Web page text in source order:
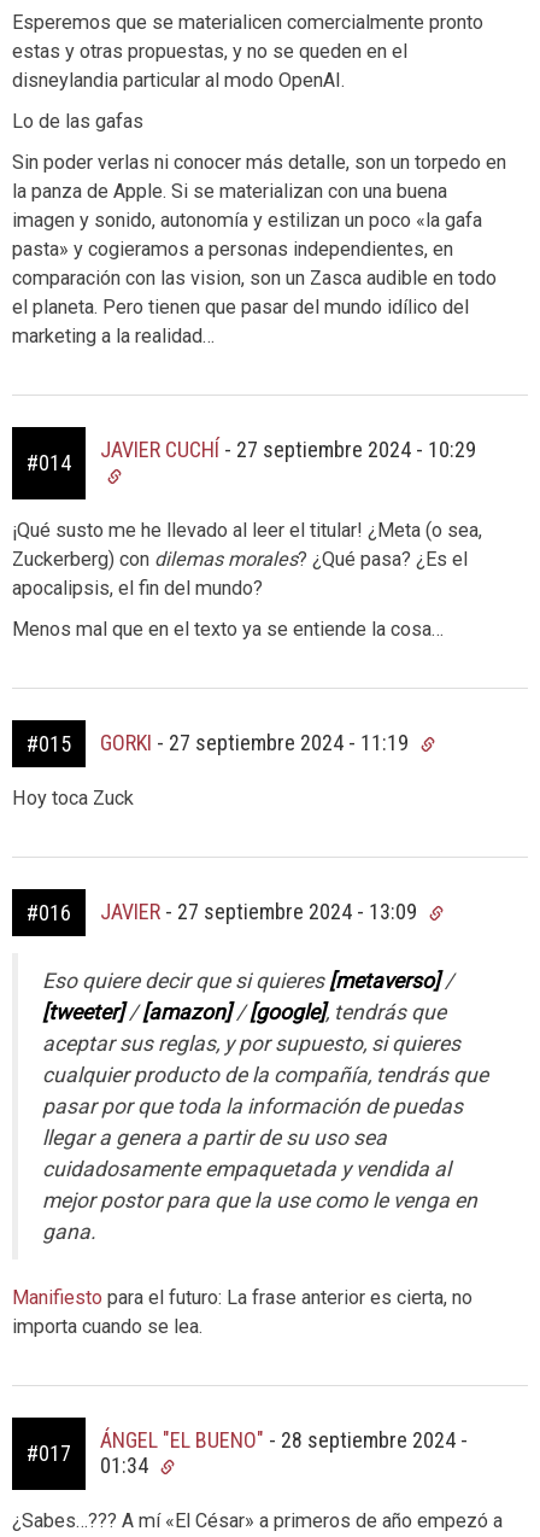
Esperemos que se materialicen comercialmente pronto
estas y otras propuestas, y no se queden en el
disneylandia particular al modo OpenAI.
Lo de las gafas
Sin poder verlas ni conocer más detalle, son un torpedo en
la panza de Apple. Si se materializan con una buena
imagen y sonido, autonomía y estilizan un poco «la gafa
pasta» y cogieramos a personas independientes, en
comparación con las vision, son un Zasca audible en todo
el planeta. Pero tienen que pasar del mundo idílico del
marketing a la realidad…
#014
JAVIER CUCHÍ - 27 septiembre 2024 - 10:29
¡Qué susto me he llevado al leer el titular! ¿Meta (o sea,
Zuckerberg) con dilemas morales? ¿Qué pasa? ¿Es el
apocalipsis, el fin del mundo?
Menos mal que en el texto ya se entiende la cosa…
#015 GORKI - 27 septiembre 2024 - 11:19
Hoy toca Zuck
#016 JAVIER - 27 septiembre 2024 - 13:09
Eso quiere decir que si quieres [metaverso]/
[tweeter]/[amazon]/[google], tendrás que
aceptar sus reglas, y por supuesto, si quieres
cualquier producto de la compañía, tendrás que
pasar por que toda la información de puedas
llegar a genera a partir de su uso sea
cuidadosamente empaquetada y vendida al
mejor postor para que la use como le venga en
gana.
Manifiesto para el futuro: La frase anterior es cierta, no
importa cuando se lea.
#017
ÁNGEL "EL BUENO" - 28 septiembre 2024 -
01:34
¿Sabes…??? A mí «El César» a primeros de año empezó a